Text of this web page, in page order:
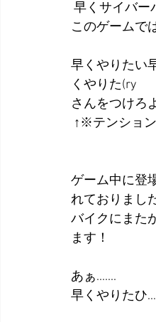
早くサイバー
このゲームで
早くやりたい
くやりた(ry
さんをつけろ
↑※テンション
ゲーム中に登
れておりまし
バイクにまた
ます！
あぁ.......
早くやりたひ